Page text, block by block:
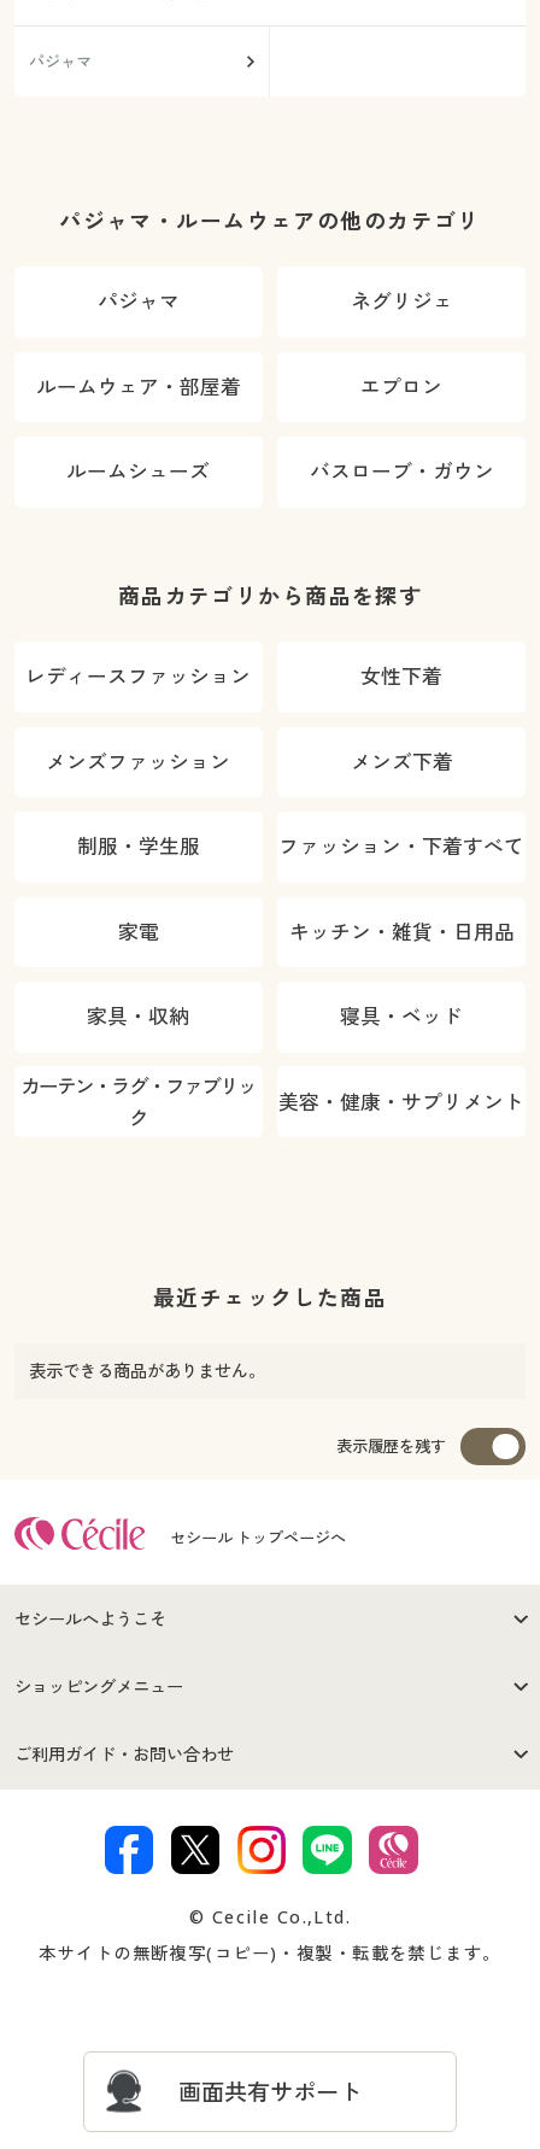
パジャマ
パジャマ・ルームウェアの他のカテゴリ
パジャマ ネグリジェ
ルームウェア・部屋着 エプロン
ルームシューズ バスローブ・ガウン
商品カテゴリから商品を探す
レディースファッション 女性下着
メンズファッション メンズ下着
制服・学生服 ファッション・下着すべて
家電 キッチン・雑貨・日用品
家具・収納 寝具・ベッド
カーテン・ラグ・ファブリッ
ク
美容・健康・サプリメント
最近チェックした商品
表示できる商品がありません。
表示履歴を残す
セシール トップページへ
セシールへようこそ
はじめての方へ
セシールご利用規約
著作権・商標について 会社案内
ショッピングメニュー
商品カテゴリ
プレゼント＆キャンペーン サイトマップ
ご利用ガイド・お問い合わせ
交換・返品は お支払は
ついて
忘れの場合
© Cecile Co.,Ltd.
本サイトの無断複写(コピー)・複製・転載を禁じます。
画面共有サポート